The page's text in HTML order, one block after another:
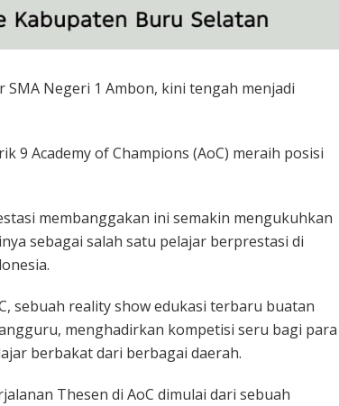
Negeri 1 Ambon, kini tengah menjadi
9 Academy of Champions (AoC) meraih posisi
membanggakan ini semakin mengukuhkan
sebagai salah satu pelajar berprestasi di
sebuah reality show edukasi terbaru buatan
menghadirkan kompetisi seru bagi para
berbakat dari berbagai daerah.
Thesen di AoC dimulai dari sebuah